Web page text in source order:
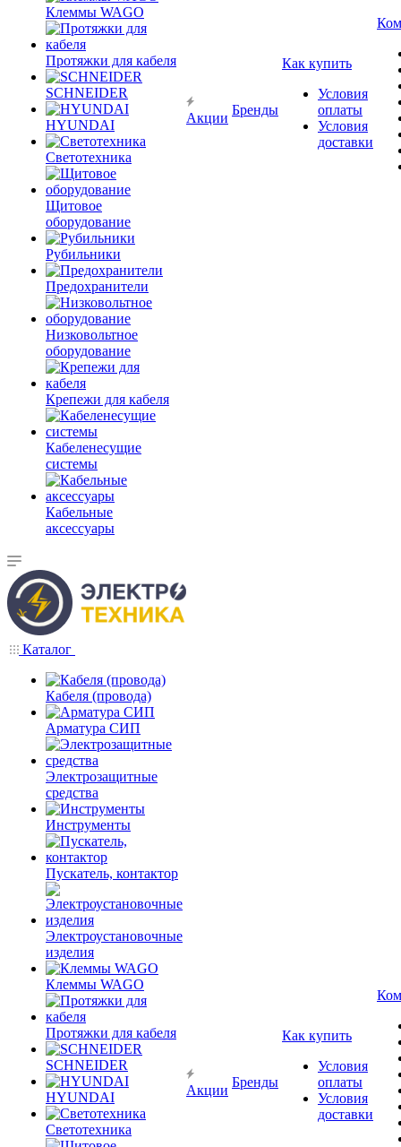
Клеммы WAGO
Протяжки для кабеля
SCHNEIDER
HYUNDAI
Светотехника
Щитовое
оборудование
Рубильники
Предохранители
Низковольтное
оборудование
Крепежи для кабеля
Кабеленесущие
системы
Кабельные
аксессуары
Акции
Бренды
Как купить
Условия
оплаты
Условия
доставки
Каталог
Кабеля (провода)
Арматура СИП
Электрозащитные
средства
Инструменты
Пускатель, контактор
Электроустановочные
изделия
Клеммы WAGO
Протяжки для кабеля
SCHNEIDER
HYUNDAI
Светотехника
Акции
Бренды
Как купить
Условия
оплаты
Условия
доставки